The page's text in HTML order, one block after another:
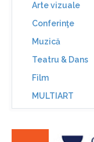
Arte vizuale
Conferinţe
Muzică
Teatru & Dans
Film
MULTIART